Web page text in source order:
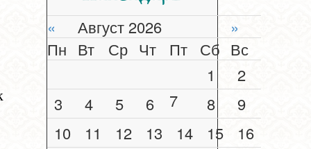
« Август 2026
»
Пн Вт Ср Чт Пт Сб Вс
1
2
3
4 5 6 7 8
9
10
11 12 13 14 15
16